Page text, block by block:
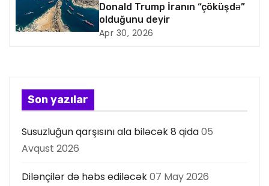
y
s
ı
Donald Trump İranın “çöküşdə”
olduğunu deyir
Apr 30, 2026
Son yazılar
Susuzluğun qarşısını ala biləcək 8 qida05
Avqust 2026
Dilənçilər də həbs ediləcək07 May 2026